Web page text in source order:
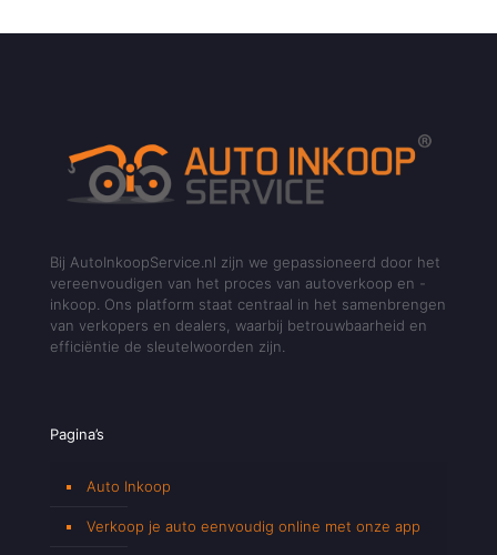
Bij AutoInkoopService.nl zijn we gepassioneerd door het
vereenvoudigen van het proces van autoverkoop en -
inkoop. Ons platform staat centraal in het samenbrengen
van verkopers en dealers, waarbij betrouwbaarheid en
efficiëntie de sleutelwoorden zijn.
Pagina’s
Auto Inkoop
Verkoop je auto eenvoudig online met onze app